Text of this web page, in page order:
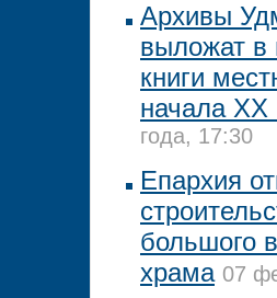
Архивы
выложат в
книги
начала XX
года, 17:30
Епархия
большого
храма 07